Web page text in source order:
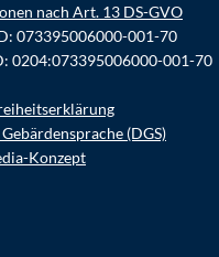
nach Art. 13 DS-GVO
073395006000-001-70
0204:073395006000-001-70
(DGS)
Konzept